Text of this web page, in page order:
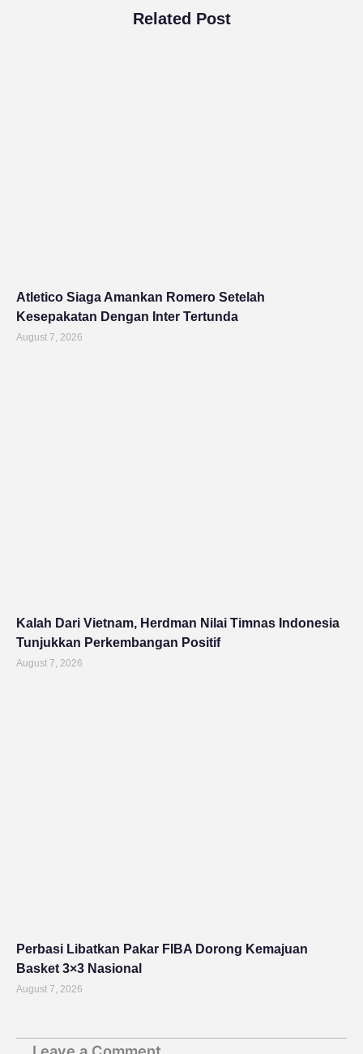
Related Post
Atletico Siaga Amankan Romero Setelah
Kesepakatan Dengan Inter Tertunda
August 7, 2026
Kalah Dari Vietnam, Herdman Nilai Timnas Indonesia
Tunjukkan Perkembangan Positif
August 7, 2026
Perbasi Libatkan Pakar FIBA Dorong Kemajuan
Basket 3×3 Nasional
August 7, 2026